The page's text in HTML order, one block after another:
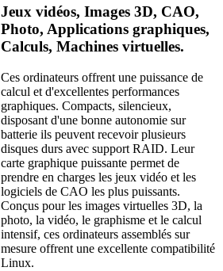
Jeux vidéos, Images 3D, CAO,
Photo, Applications graphiques,
Calculs, Machines virtuelles.
Ces ordinateurs offrent une puissance de
calcul et d'excellentes performances
graphiques. Compacts, silencieux,
disposant d'une bonne autonomie sur
batterie ils peuvent recevoir plusieurs
disques durs avec support RAID. Leur
carte graphique puissante permet de
prendre en charges les jeux vidéo et les
logiciels de CAO les plus puissants.
Conçus pour les images virtuelles 3D, la
photo, la vidéo, le graphisme et le calcul
intensif, ces ordinateurs assemblés sur
mesure offrent une excellente compatibilité
Linux.